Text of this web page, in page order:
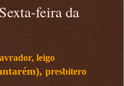
feira da
leigo
presbítero